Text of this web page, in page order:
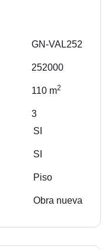
GN-VAL252
252000
110 m2
3
SI
SI
Piso
Obra nueva